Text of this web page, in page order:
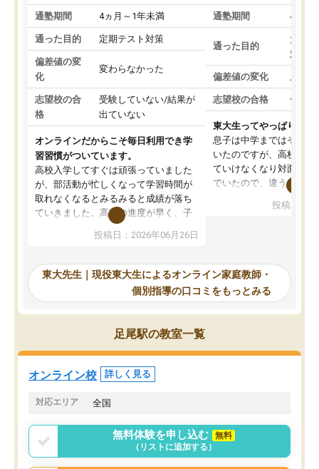
通塾期間 4ヵ月～1年未満
通った目的 定期テスト対策
偏差値の変
化
変わらなかった
志望校の合
格
受験していない/結果が
出ていない
オンラインだからこそ毎日利用でき学
習習慣がついています。
高校入学してすぐは頑張っていました
が、部活動が忙しくなって学習時間が
取れなくなるとみるみると成績が落ち
ていきました。高校の進度が早く、子
供も家に帰って勉強の話すると嫌な反
応を示します。東大先生にお願いして
れるので、親としても安心です。毎日
使える自習室とかもあり、わからない
ところがあれば先生が回答してくれる
のも重宝しています。
投稿日：2026年06月26日
通塾期間 4ヵ月
通った目的
大学
対策
偏差値の変化 上が
志望校の合格 合格
東大生ってやっぱりすご
息子は中学まではそこそ
いたのですが、高校に入
ていけなくなり対面の塾
でいたので、違うアプロ
で、当初は模試でD判定
自習室が毎日使えていつ
るのが心強かったよう
謝です。
投稿日：
東大先生｜現役東大生によるオンライン家庭教師・
個別指導の口コミをもっとみる
足尾駅の教室一覧
オンライン校 詳しく見る
対応エリア 全国
無料体験を申し込む
無料
（リストに追加する）